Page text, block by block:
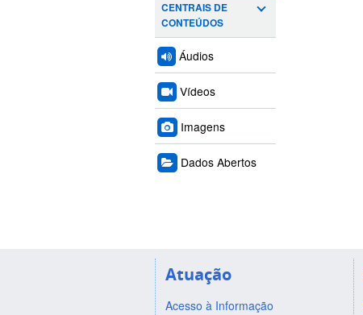
CENTRAIS DE
CONTEÚDOS
Áudios
Vídeos
Imagens
Dados Abertos
Atuação
Acesso à Informação